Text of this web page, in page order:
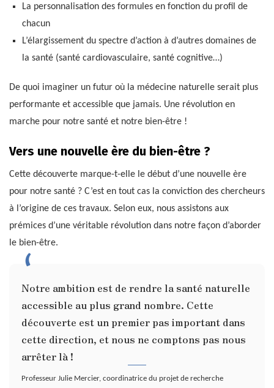
La personnalisation des formules en fonction du profil de
chacun
L’élargissement du spectre d’action à d’autres domaines de
la santé (santé cardiovasculaire, santé cognitive…)
De quoi imaginer un futur où la médecine naturelle serait plus
performante et accessible que jamais. Une révolution en
marche pour notre santé et notre bien-être !
Vers une nouvelle ère du bien-être ?
Cette découverte marque-t-elle le début d’une nouvelle ère
pour notre santé ? C’est en tout cas la conviction des chercheurs
à l’origine de ces travaux. Selon eux, nous assistons aux
prémices d’une véritable révolution dans notre façon d’aborder
le bien-être.
Notre ambition est de rendre la santé naturelle
accessible au plus grand nombre. Cette
découverte est un premier pas important dans
cette direction, et nous ne comptons pas nous
arrêter là !
Professeur Julie Mercier, coordinatrice du projet de recherche